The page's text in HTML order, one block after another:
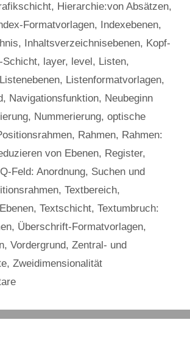
, Hierarchie:von Absätzen,
Formatvorlagen, Indexebenen,
, Inhaltsverzeichnisebenen, Kopf-
Schicht, layer, level, Listen,
Listenebenen, Listenformatvorlagen,
, Navigationsfunktion, Neubeginn
, Nummerierung, optische
, Rahmen, Rahmen:
von Ebenen, Register,
Feld: Anordnung, Suchen und
, Textbereich,
, Textschicht, Textumbruch:
, Überschrift-Formatvorlagen,
, Vordergrund, Zentral- und
, Zweidimensionalität